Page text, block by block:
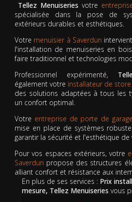
Tellez Menuiseries votre
spécialisée dans la pose de
extérieurs durables et esthétiques.
Votre menuisier à Saverdun
l'installation de menuiseries en
faire traditionnel et technologies
Professionnel expérimenté,
également votre installateur de store
des solutions adaptées à tous les
un confort optimal.
Votre entreprise de porte de
mise en place de systèmes
garantir la sécurité et l'esthétique de
Pour vos espaces extérieurs, votre
Saverdun propose des structures
alliant confort et résistance aux
En plus de ses services : Prix
mesure, Tellez Menuiseries vous